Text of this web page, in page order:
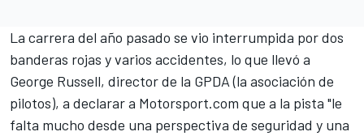
La carrera del año pasado se vio interrumpida por dos
banderas rojas y varios accidentes, lo que llevó a
George Russell, director de la GPDA (la asociación de
pilotos), a declarar a Motorsport.com que a la pista "le
falta mucho desde una perspectiva de seguridad y una